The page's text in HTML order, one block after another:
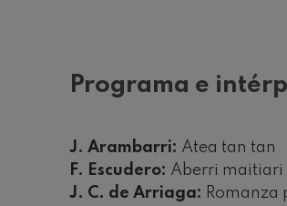
Programa e
J. Arambarri: Atea tan tan
F. Escudero: Aberri maitiari
J. C. de Arriaga: Romanza